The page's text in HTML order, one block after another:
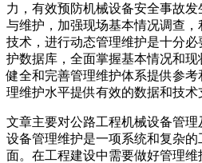
力，有效预防机械设备安全事故
与维护，加强现场基本情况调查，
技术，进行动态管理维护是十分
护数据库，全面掌握基本情况和
健全和完善管理维护体系提供参
理维护水平提供有效的数据和技术
文章主要对公路工程机械设备管
设备管理维护是一项系统和复杂
面。在工程建设中需要做好管理